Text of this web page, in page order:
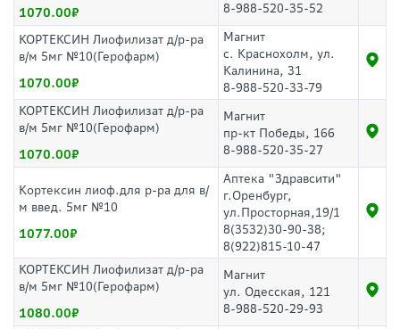
1070.00
8-988-520-35-52
КОРТЕКСИН Лиофилизат д/р-ра
в/м 5мг №10(Герофарм)
1070.00
Магнит
с. Краснохолм, ул.
Калинина, 31
8-988-520-33-79
КОРТЕКСИН Лиофилизат д/р-ра
в/м 5мг №10(Герофарм)
1070.00
Магнит
пр-кт Победы, 166
8-988-520-35-27
Кортексин лиоф.для р-ра для в/
м введ. 5мг №10
1077.00
Аптека "Здравсити"
г.Оренбург,
ул.Просторная,19/1
8(3532)30-90-38;
8(922)815-10-47
КОРТЕКСИН Лиофилизат д/р-ра
в/м 5мг №10(Герофарм)
1080.00
Магнит
ул. Одесская, 121
8-988-520-29-93